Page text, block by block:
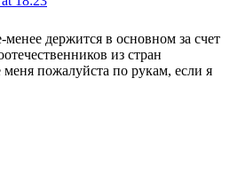
держится в основном за счет
из стран
пожалуйста по рукам, если я